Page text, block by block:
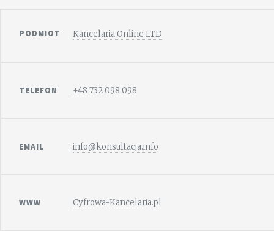
PODMIOT Kancelaria Online LTD
TELEFON +48 732 098 098
EMAIL info@konsultacja.info
WWW Cyfrowa-Kancelaria.pl